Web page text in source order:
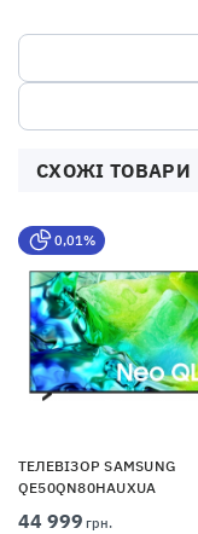
СХОЖІ ТОВАРИ
0,01%
ТЕЛЕВІЗОР SAMSUNG
QE50QN80HAUXUA
44 999 грн.